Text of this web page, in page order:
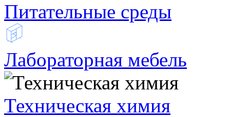
Питательные среды
Лабораторная мебель
Техническая химия